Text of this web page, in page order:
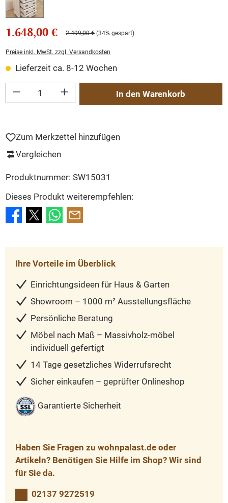
1.648,00 € 2.499,00 € (34% gespart)
Preise inkl. MwSt. zzgl. Versandkosten
Lieferzeit ca. 8-12 Wochen
Produkt Anzahl: Gib den gewünschten Wert ein oder benutze die Schaltflächen
In den Warenkorb
Zum Merkzettel hinzufügen
Vergleichen
Produktnummer: SW15031
Dieses Produkt weiterempfehlen:
Ihre Vorteile im Überblick
Einrichtungsideen für Haus & Garten
Showroom – 1000 m² Ausstellungsfläche
Persönliche Beratung
Möbel nach Maß – Massivholz-möbel
individuell gefertigt
14 Tage gesetzliches Widerrufsrecht
Sicher einkaufen – geprüfter Onlineshop
Garantierte Sicherheit
Haben Sie Fragen zu wohnpalast.de oder
Artikeln? Benötigen Sie Hilfe im Shop? Wir sind
für Sie da.
02137 9272519